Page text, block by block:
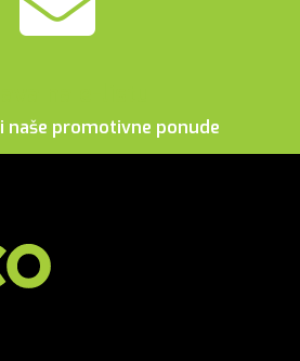
naše promotivne ponude